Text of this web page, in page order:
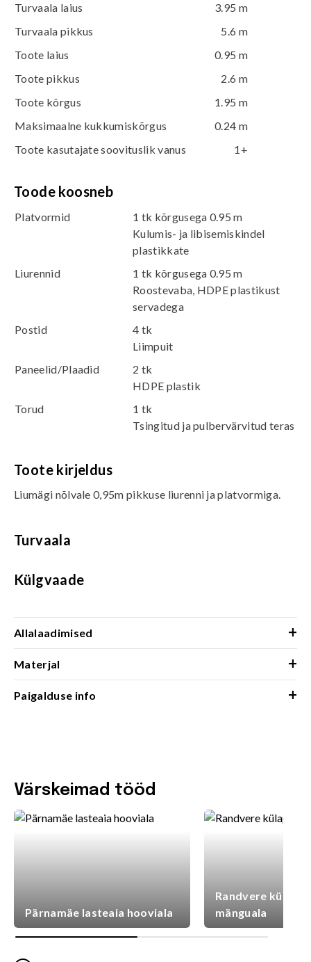
Turvaala laius
3.95 m
Turvaala pikkus
5.6 m
Toote laius
0.95 m
Toote pikkus
2.6 m
Toote kõrgus
1.95 m
Maksimaalne kukkumiskõrgus
0.24 m
Toote kasutajate soovituslik vanus
1+
Toode koosneb
Platvormid
1 tk kõrgusega 0.95 m
Kulumis- ja libisemiskindel
plastikkate
Liurennid
1 tk kõrgusega 0.95 m
Roostevaba, HDPE plastikust
servadega
Postid
4 tk
Liimpuit
Paneelid/Plaadid
2 tk
HDPE plastik
Torud
1 tk
Tsingitud ja pulbervärvitud teras
Toote kirjeldus
Liumägi nõlvale 0,95m pikkuse liurenni ja platvormiga.
Turvaala
Külgvaade
Allalaadimised +
Materjal +
Paigalduse info +
Värskeimad tööd
Pärnamäe lasteaia hooviala
Randvere
mänguala